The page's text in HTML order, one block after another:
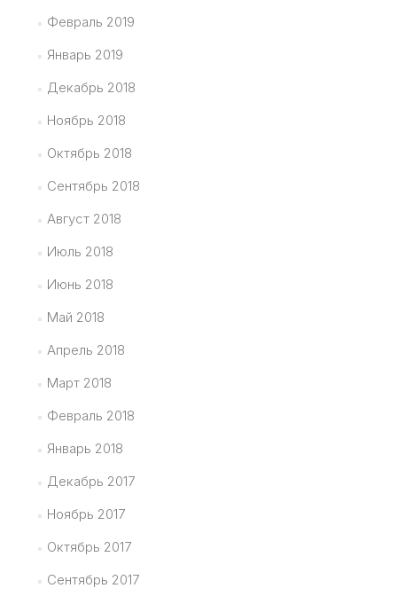
Февраль 2019
Январь 2019
Декабрь 2018
Ноябрь 2018
Октябрь 2018
Сентябрь 2018
Август 2018
Июль 2018
Июнь 2018
Май 2018
Апрель 2018
Март 2018
Февраль 2018
Январь 2018
Декабрь 2017
Ноябрь 2017
Октябрь 2017
Сентябрь 2017